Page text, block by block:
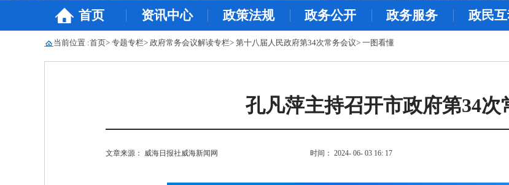
首页 资讯中心 政策法规 政务公开 政务服务 政民
当前位置 :首页> 专题专栏> 政府常务会议解读专栏> 第十八届人民政府第34次常务会议> 一图看懂
孔凡萍主持召开市政府第34次
文章来源： 威海日报社威海新闻网 时间： 2024- 06- 03 16: 17